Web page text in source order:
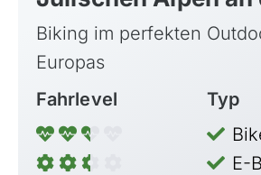
Biking im perfekten
Europas
Fahrlevel
Typ
E-
Uganda